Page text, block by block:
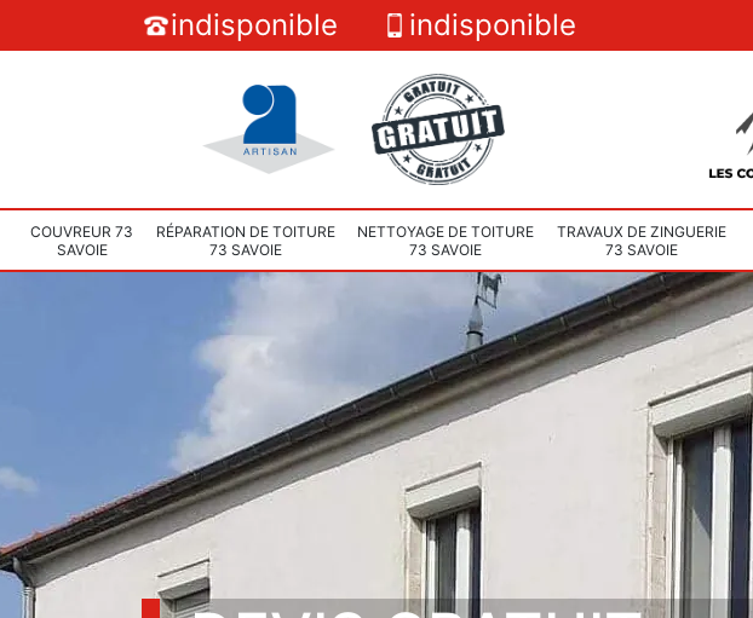
indisponible indisponible
COUVREUR 73
SAVOIE
RÉPARATION DE TOITURE
73 SAVOIE
NETTOYAGE DE TOITURE
73 SAVOIE
TRAVAUX DE ZINGUERIE
73 SAVOIE